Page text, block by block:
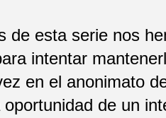
de esta serie nos
intentar
en el anonimato
de un